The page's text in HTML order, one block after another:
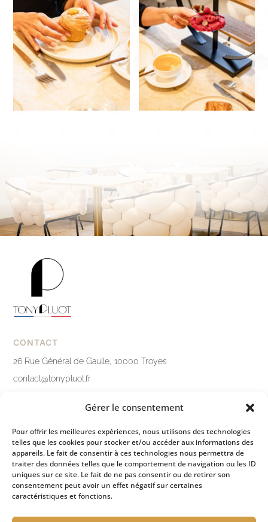
Gérer le consentement
Pour offrir les meilleures expériences, nous utilisons des technologies
telles que les cookies pour stocker et/ou accéder aux informations des
appareils. Le fait de consentir à ces technologies nous permettra de
traiter des données telles que le comportement de navigation ou les ID
uniques sur ce site. Le fait de ne pas consentir ou de retirer son
consentement peut avoir un effet négatif sur certaines
caractéristiques et fonctions.
CONTACT
26 Rue Général de Gaulle, 10000 Troyes
contact@tonypluot.fr
LIENS PRATIQUES
Mentions légales
Politique de confidentialité